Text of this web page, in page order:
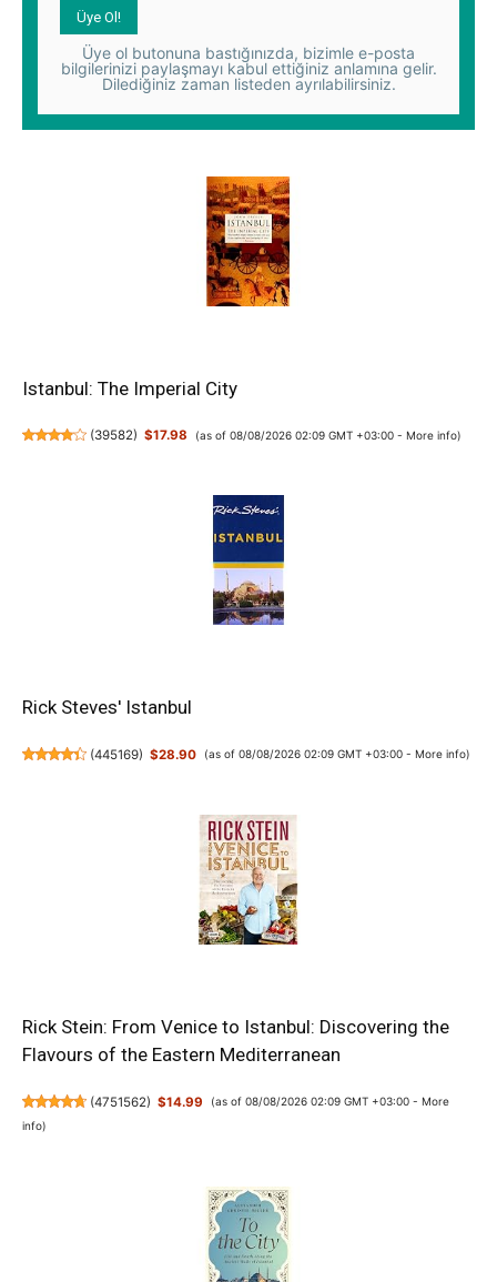
Üye ol butonuna bastığınızda, bizimle e-posta
bilgilerinizi paylaşmayı kabul ettiğiniz anlamına gelir.
Dilediğiniz zaman listeden ayrılabilirsiniz.
Istanbul: The Imperial City
(39582) $17.98 (as of 08/08/2026 02:09 GMT +03:00 - More info)
Rick Steves' Istanbul
(445169) $28.90 (as of 08/08/2026 02:09 GMT +03:00 - More info)
Rick Stein: From Venice to Istanbul: Discovering the
Flavours of the Eastern Mediterranean
(4751562) $14.99 (as of 08/08/2026 02:09 GMT +03:00 - More
info)